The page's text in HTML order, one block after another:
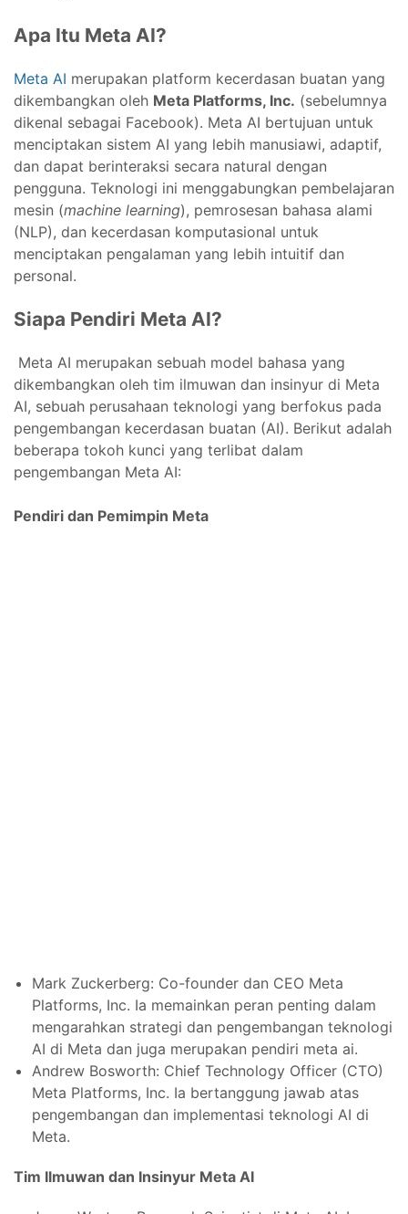
Apa Itu Meta AI?
Meta AI merupakan platform kecerdasan buatan yang
dikembangkan oleh Meta Platforms, Inc. (sebelumnya
dikenal sebagai Facebook). Meta AI bertujuan untuk
menciptakan sistem AI yang lebih manusiawi, adaptif,
dan dapat berinteraksi secara natural dengan
pengguna. Teknologi ini menggabungkan pembelajaran
mesin (machine learning), pemrosesan bahasa alami
(NLP), dan kecerdasan komputasional untuk
menciptakan pengalaman yang lebih intuitif dan
personal.
Siapa Pendiri Meta AI?
Meta AI merupakan sebuah model bahasa yang
dikembangkan oleh tim ilmuwan dan insinyur di Meta
AI, sebuah perusahaan teknologi yang berfokus pada
pengembangan kecerdasan buatan (AI). Berikut adalah
beberapa tokoh kunci yang terlibat dalam
pengembangan Meta AI:
Pendiri dan Pemimpin Meta
Mark Zuckerberg: Co-founder dan CEO Meta
Platforms, Inc. Ia memainkan peran penting dalam
mengarahkan strategi dan pengembangan teknologi
AI di Meta dan juga merupakan pendiri meta ai.
Andrew Bosworth: Chief Technology Officer (CTO)
Meta Platforms, Inc. Ia bertanggung jawab atas
pengembangan dan implementasi teknologi AI di
Meta.
Tim Ilmuwan dan Insinyur Meta AI